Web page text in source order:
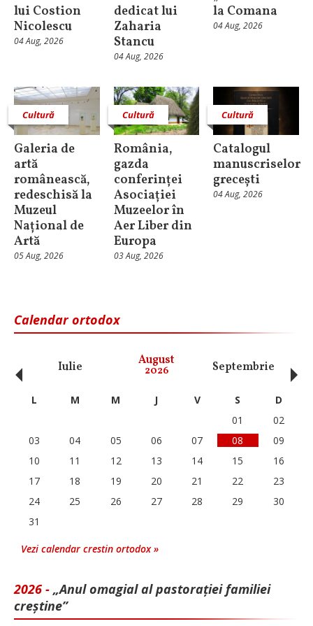
lui Costion
Nicolescu
04 Aug, 2026
dedicat lui
Zaharia
Stancu
04 Aug, 2026
la Comana
04 Aug, 2026
Cultură
Galeria de
artă
românească,
redeschisă la
Muzeul
Național de
Artă
05 Aug, 2026
Cultură
România,
gazda
conferinței
Asociației
Muzeelor în
Aer Liber din
Europa
03 Aug, 2026
Cultură
Catalogul
manuscriselor
grecești
04 Aug, 2026
Calendar ortodox
Iulie August
2026 Septembrie
‹ L M M J V S
D
01
02
03
04 05 06 07 08
09
10
11 12 13 14 15
16
17
18 19 20 21 22
23
24
25 26 27 28 29
30
31
Vezi calendar crestin ortodox »
2026 - „Anul omagial al pastorației familiei
creștine”